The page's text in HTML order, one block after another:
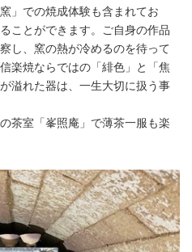
」での焼成体験も含まれてお
ことができます。ご自身の作品
し、窯の熱が冷めるのを待って
楽焼ならではの「緋色」と「焦
溢れた器は、一生大切に扱う事
茶室「峯照庵」で薄茶一服も楽